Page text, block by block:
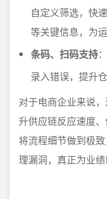
自定义筛选，快
等关键信息，为
条码、扫码支持
录入错误，提升
对于电商企业来说
升供应链反应速度
将流程细节做到极
理漏洞，真正为业绩